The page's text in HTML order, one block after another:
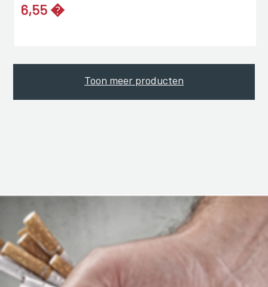
6,55 �
Toon meer producten